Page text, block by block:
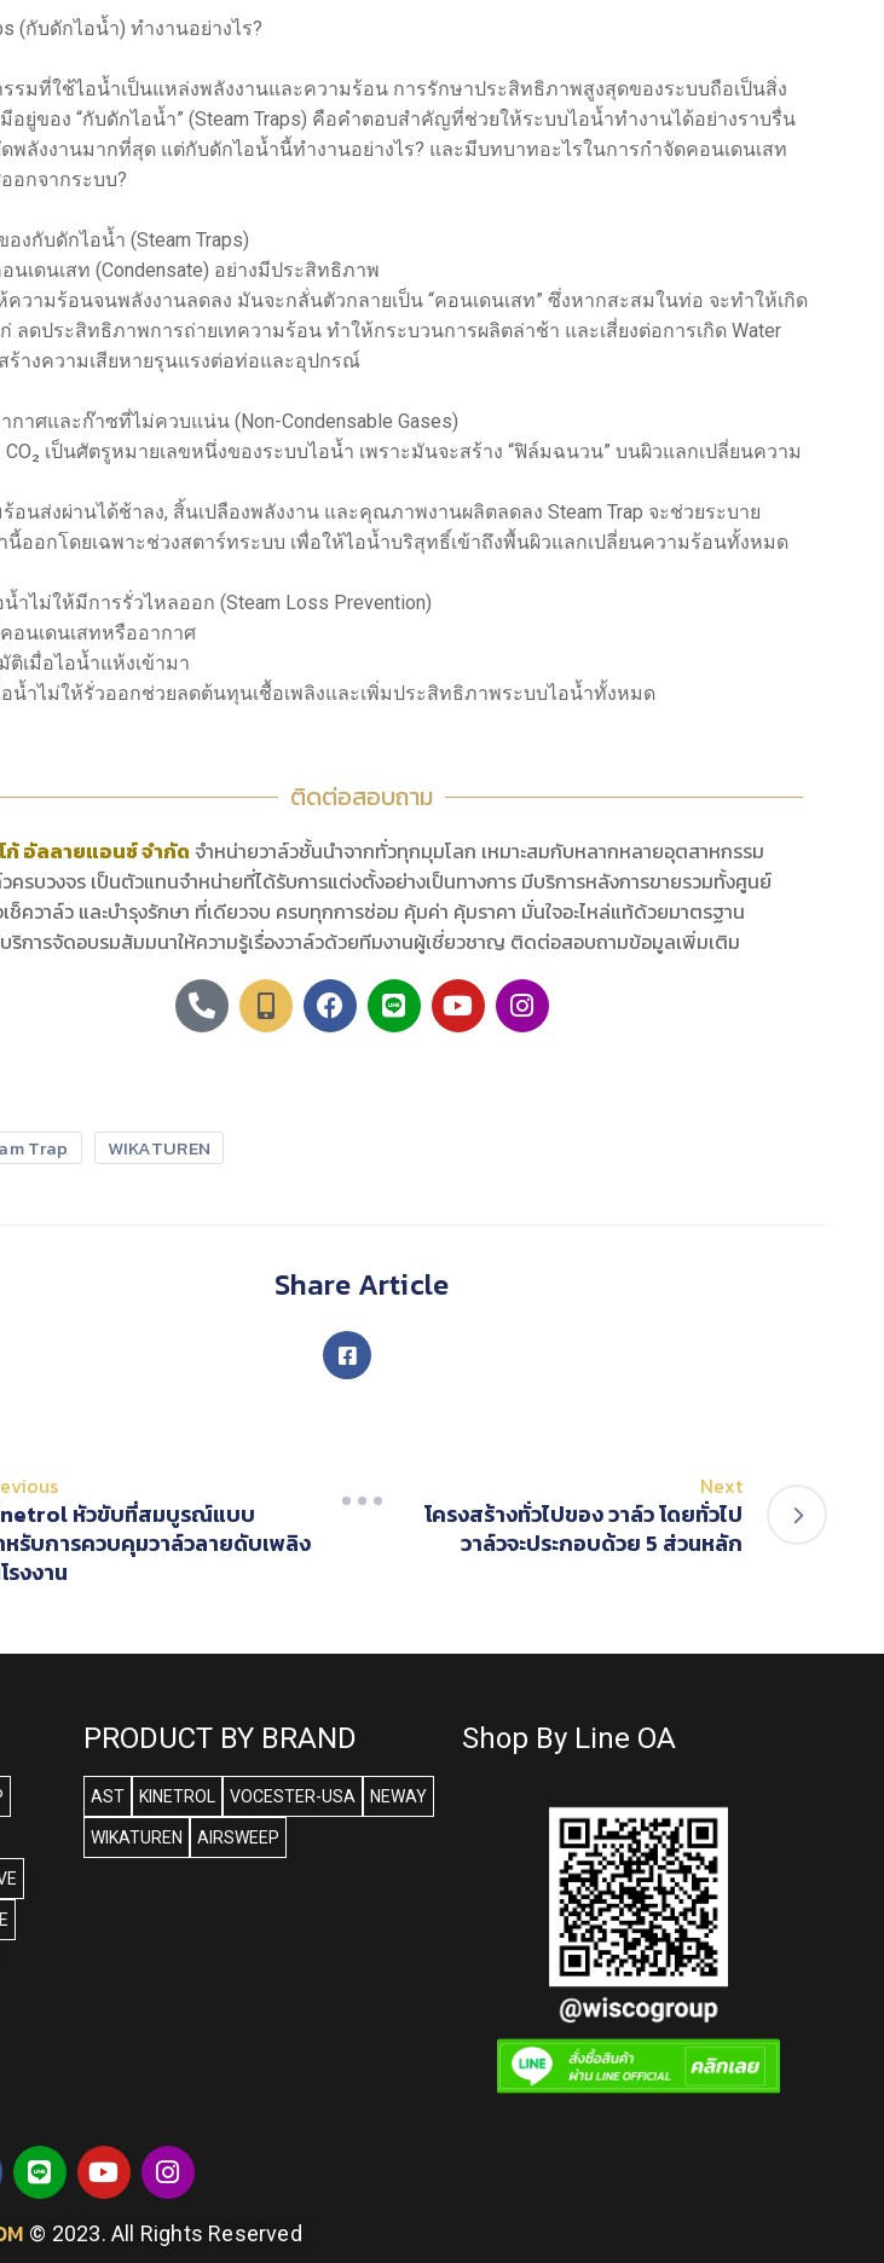
(กับดักไอน้ำ) ทำงานอย่างไร?
รมที่ใช้ไอน้ำเป็นแหล่งพลังงานและความร้อน การรักษาประสิทธิภาพสูงสุดของระบบถือเป็นสิ่ง
อยู่ของ “กับดักไอน้ำ” (Steam Traps) คือคำตอบสำคัญที่ช่วยให้ระบบไอน้ำทำงานได้อย่างราบรื่น
พลังงานมากที่สุด แต่กับดักไอน้ำนี้ทำงานอย่างไร? และมีบทบาทอะไรในการกำจัดคอนเดนเสท
อกจากระบบ?
งกับดักไอน้ำ (Steam Traps)
นเดนเสท (Condensate) อย่างมีประสิทธิภาพ
ความร้อนจนพลังงานลดลง มันจะกลั่นตัวกลายเป็น “คอนเดนเสท” ซึ่งหากสะสมในท่อ จะทำให้เกิด
ลดประสิทธิภาพการถ่ายเทความร้อน ทำให้กระบวนการผลิตล่าช้า และเสี่ยงต่อการเกิด Water
สร้างความเสียหายรุนแรงต่อท่อและอุปกรณ์
กาศและก๊าซที่ไม่ควบแน่น (Non-Condensable Gases)
เป็นศัตรูหมายเลขหนึ่งของระบบไอน้ำ เพราะมันจะสร้าง “ฟิล์มฉนวน” บนผิวแลกเปลี่ยนความ
อนส่งผ่านได้ช้าลง, สิ้นเปลืองพลังงาน และคุณภาพงานผลิตลดลง Steam Trap จะช่วยระบาย
นี้ออกโดยเฉพาะช่วงสตาร์ทระบบ เพื่อให้ไอน้ำบริสุทธิ์เข้าถึงพื้นผิวแลกเปลี่ยนความร้อนทั้งหมด
ำไม่ให้มีการรั่วไหลออก (Steam Loss Prevention)
อนเดนเสทหรืออากาศ
ติเมื่อไอน้ำแห้งเข้ามา
น้ำไม่ให้รั่วออกช่วยลดต้นทุนเชื้อเพลิงและเพิ่มประสิทธิภาพระบบไอน้ำทั้งหมด
ติดต่อสอบถาม
ก้ อัลลายแอนซ์ จำกัด จำหน่ายวาล์วชั้นนำจากทั่วทุกมุมโลก เหมาะสมกับหลากหลายอุตสาหกรรม
ครบวงจร เป็นตัวแทนจำหน่ายที่ได้รับการแต่งตั้งอย่างเป็นทางการ มีบริการหลังการขายรวมทั้งศูนย์
ช็ควาล์ว และบำรุงรักษา ที่เดียวจบ ครบทุกการซ่อม คุ้มค่า คุ้มราคา มั่นใจอะไหล่แท้ด้วยมาตรฐาน
ริการจัดอบรมสัมมนาให้ความรู้เรื่องวาล์วด้วยทีมงานผู้เชี่ยวชาญ ติดต่อสอบถามข้อมูลเพิ่มเติม
Trap WIKATUREN
Share Article
หัวขับที่สมบูรณ์แบบ
หรับการควบคุมวาล์วลายดับเพลิง
รงงาน
Next
โครงสร้างทั่วไปของ วาล์ว โดยทั่วไป
วาล์วจะประกอบด้วย 5 ส่วนหลัก
PRODUCT BY BRAND
AST KINETROL VOCESTER-USA NEWAY
WIKATUREN AIRSWEEP
Shop By Line OA
© 2023. All Rights Reserved